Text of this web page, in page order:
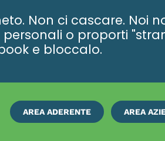
Non ci cascare. Noi
o proporti
e bloccalo.
AREA ADERENTE AREA